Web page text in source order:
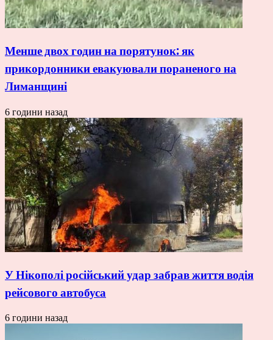
Менше двох годин на порятунок: як
прикордонники евакуювали пораненого на
Лиманщині
6 години назад
У Нікополі російський удар забрав життя водія
рейсового автобуса
6 години назад